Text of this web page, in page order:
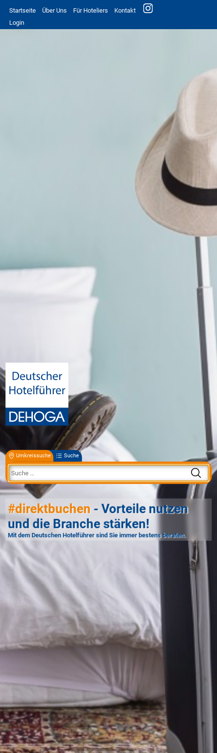
Startseite Über Uns Für Hoteliers
Kontakt
Login
Umkreissuche Suche
#direktbuchen - Vorteile nutzen
und die Branche stärken!
Mit dem Deutschen Hotelführer sind Sie immer bestens beraten.